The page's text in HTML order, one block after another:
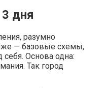
дня
разумно
— базовые схемы,
себя. Основа одна:
Так город